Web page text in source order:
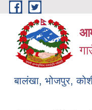
Skip to main content
बालंखा, भोजपुर,